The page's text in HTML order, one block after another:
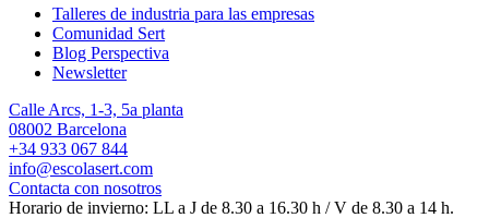
Talleres de industria para las empresas
Comunidad Sert
Blog Perspectiva
Newsletter
Calle Arcs, 1-3, 5a planta
08002 Barcelona
+34 933 067 844
info@escolasert.com
Contacta con nosotros
Horario de invierno: LL a J de 8.30 a 16.30 h / V de 8.30 a 14 h.